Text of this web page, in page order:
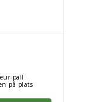
pall
på plats